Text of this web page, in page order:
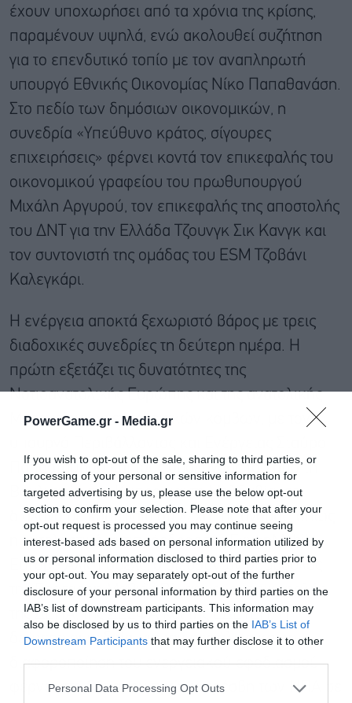
PowerGame.gr - Media.gr
If you wish to opt-out of the sale, sharing to third parties, or
processing of your personal or sensitive information for
targeted advertising by us, please use the below opt-out
section to confirm your selection. Please note that after your
opt-out request is processed you may continue seeing
interest-based ads based on personal information utilized by
us or personal information disclosed to third parties prior to
your opt-out. You may separately opt-out of the further
disclosure of your personal information by third parties on the
IAB’s list of downstream participants. This information may
also be disclosed by us to third parties on the IAB’s List of
Downstream Participants that may further disclose it to other
Personal Data Processing Opt Outs
έχουν υποχωρήσει από τα χρόνια της κρίσης,
παραμένουν υψηλά, ενώ ακολουθεί συζήτηση
για το επενδυτικό τοπίο με τον αναπληρωτή
υπουργό Εθνικής Οικονομίας Νίκο Παπαθανάση.
Στο πεδίο των δημόσιων οικονομικών, η
συνεδρία «Υπεύθυνο κράτος, σίγουρες
επιχειρήσεις» φέρνει κοντά τον επικεφαλής του
οικονομικού γραφείου του πρωθυπουργού
Μιχάλη Αργυρού, τον επικεφαλής της αποστολής
του ΔΝΤ για την Ελλάδα Τζουνγκ Σικ Κανγκ και
τον συντονιστή της ομάδας του ESM Τζοβάνι
Καλεγκάρι.
Η ενέργεια αποκτά ξεχωριστό βάρος με τρεις
διαδοχικές συνεδρίες τη δεύτερη ημέρα. Η
πρώτη εξετάζει τις δυνατότητες της
Νοτιοανατολικής Ευρώπης και της ανατολικής
Μεσογείου ως ενεργειακών κόμβων, με τον
Παπασταύρου και τους ομολόγους του από τη
Βουλγαρία, την Κύπρο και τη Μολδαβία, σε
διάλογο με κορυφαία στελέχη της αγοράς, όπως
η εκτελεστική αντιπρόεδρος της ExxonMobil
Europe Άλις Γουέλς, ο διευθύνων σύμβουλος
της Energean Μαθιός Ρήγας και οι επικεφαλής
της ΔΕΠΑ, της ΔΕΣΦΑ και της ΕΔΕΥΕΠ. Η
δεύτερη συνεδρία, για την ασφάλεια και τη
διαφοροποίηση του ενεργειακού εφοδιασμού,
φέρνει στο βήμα τον πρώην πρέσβη των ΗΠΑ σε